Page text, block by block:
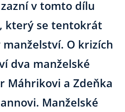
v tomto dílu
který se tentokrát
O krizích
dva manželské
Máhrikovi a Zdeňka
Manželské